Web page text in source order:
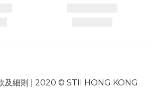
及細則 | 2020 © STII HONG KONG